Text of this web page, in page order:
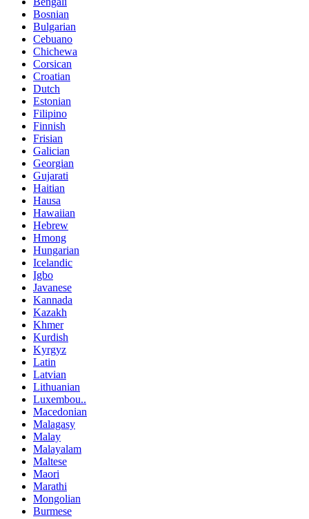
Bosnian
Bulgarian
Cebuano
Chichewa
Corsican
Croatian
Dutch
Estonian
Filipino
Finnish
Frisian
Galician
Georgian
Gujarati
Haitian
Hausa
Hawaiian
Hebrew
Hmong
Hungarian
Icelandic
Igbo
Javanese
Kannada
Kazakh
Khmer
Kurdish
Kyrgyz
Latin
Latvian
Lithuanian
Luxembou..
Macedonian
Malagasy
Malay
Malayalam
Maltese
Maori
Marathi
Mongolian
Burmese